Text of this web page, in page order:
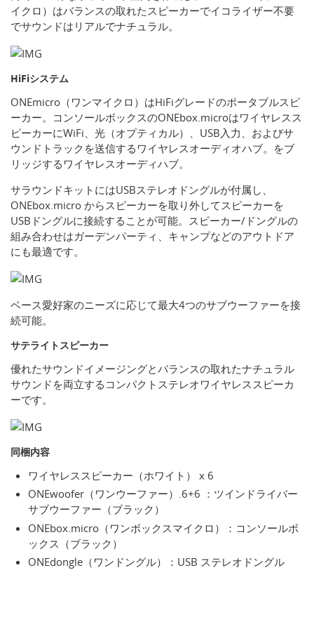
イクロ）はバランスの取れたスピーカーでイコライザー不要
でサウンドはリアルでナチュラル。
HiFiシステム
ONEmicro（ワンマイクロ）はHiFiグレードのポータブルスピ
ーカー。コンソールボックスのONEbox.microはワイヤレスス
ピーカーにWiFi、光（オプティカル）、USB入力、およびサ
ウンドトラックを送信するワイヤレスオーディオハブ。をブ
リッジするワイヤレスオーディハブ。
サラウンドキットにはUSBステレオドングルが付属し、
ONEbox.micro からスピーカーを取り外してスピーカーを
USBドングルに接続することが可能。スピーカー/ドングルの
組み合わせはガーデンパーティ、キャンプなどのアウトドア
にも最適です。
ベース愛好家のニーズに応じて最大4つのサブウーファーを接
続可能。
サテライトスピーカー
優れたサウンドイメージングとバランスの取れたナチュラル
サウンドを両立するコンパクトステレオワイヤレススピーカ
ーです。
同梱内容
ワイヤレススピーカー（ホワイト） x 6
ONEwoofer（ワンウーファー）.6+6 ：ツインドライバー
サブウーファー（ブラック）
ONEbox.micro（ワンボックスマイクロ）：コンソールボ
ックス（ブラック）
ONEdongle（ワンドングル）：USB ステレオドングル